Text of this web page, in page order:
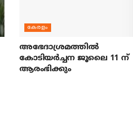
കേരളം
അഭേദാശ്രമത്തില്‍
കോടിയര്‍ച്ചന ജൂലൈ 11 ന്
ആരംഭിക്കും